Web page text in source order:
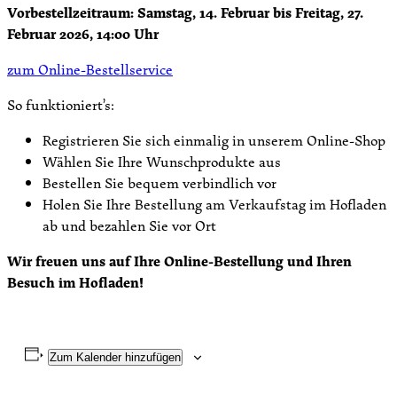
Vorbestellzeitraum: Samstag, 14. Februar bis Freitag, 27.
Februar 2026, 14:00 Uhr
zum Online-Bestellservice
So funktioniert’s:
Registrieren Sie sich einmalig in unserem Online-Shop
Wählen Sie Ihre Wunschprodukte aus
Bestellen Sie bequem verbindlich vor
Holen Sie Ihre Bestellung am Verkaufstag im Hofladen
ab und bezahlen Sie vor Ort
Wir freuen uns auf Ihre Online-Bestellung und Ihren
Besuch im Hofladen!
Zum Kalender hinzufügen